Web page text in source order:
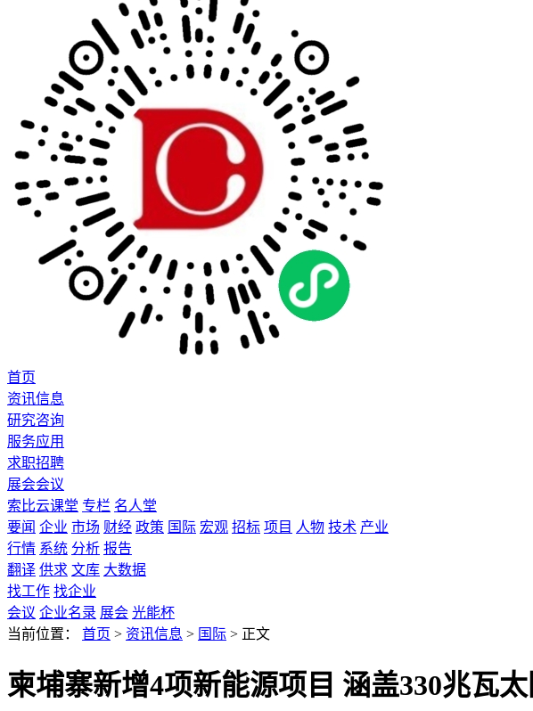
首页
资讯信息
研究咨询
服务应用
求职招聘
展会会议
索比云课堂 专栏 名人堂
要闻 企业 市场 财经 政策 国际 宏观 招标 项目 人物 技术 产业
行情 系统 分析 报告
翻译 供求 文库 大数据
找工作 找企业
会议 企业名录 展会 光能杯
当前位置：
首页 > 资讯信息 > 国际 > 正文
柬埔寨新增4项新能源项目 涵盖330兆瓦